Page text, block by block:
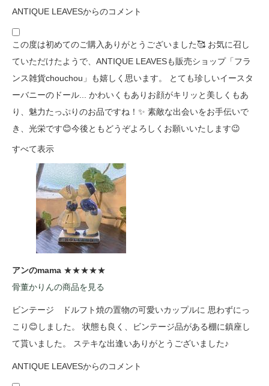
ANTIQUE LEAVESからのコメント
この度は初めてのご購入ありがとうございました🥰 お気に召し
ていただけたようで、ANTIQUE LEAVESも販売ショップ「フラ
ンス雑貨chouchou」も嬉しく思います。 とても珍しいイースタ
ーバニーのドール... かわいくもありお顔がキリッと美しくもあ
り、魅力たっぷりのお品ですね！✨ 素敵な出会いをお手伝いで
き、光栄です😊今後ともどうぞよろしくお願いいたします😉
すべて表示
アンのmama ★★★★★
骨董かりんの商品を見る
ビンテージ ドルフト焼の置物の可愛いカップルに 思わずにっ
こり😊しました。 状態も良く、ビンテージ品がある棚に鎮座し
て貰いました。 ステキな出逢いありがとうございました♪
ANTIQUE LEAVESからのコメント